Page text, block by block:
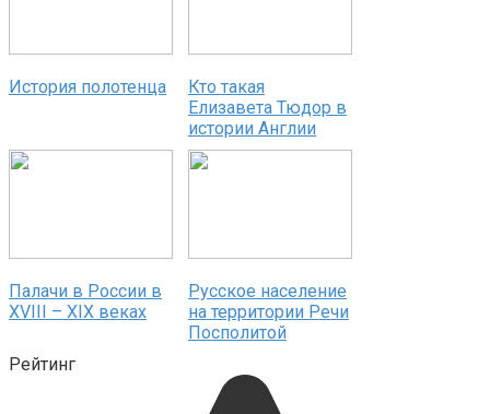
История полотенца
Кто такая
Елизавета Тюдор в
истории Англии
Палачи в России в
XVIII – XIX веках
Русское население
на территории Речи
Посполитой
Рейтинг